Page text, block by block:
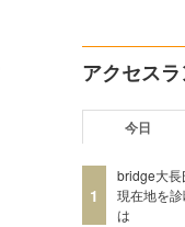
アクセス
今日
1
bridge大
現在地を
は